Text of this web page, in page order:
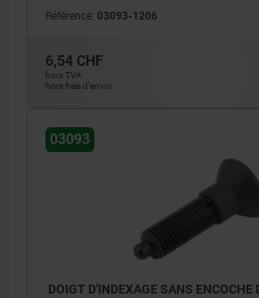
Référence: 03093-1206
6,54 CHF
hors TVA
hors frais d’envoi
03093
DOIGT D'INDEXAGE SANS ENCOCHE